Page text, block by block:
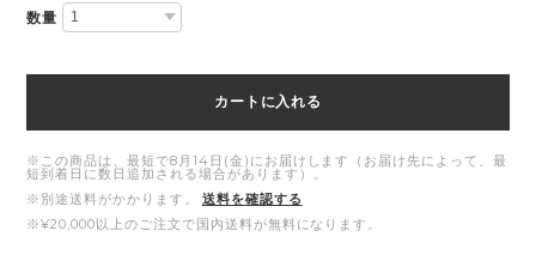
数量
カートに入れる
※この商品は、最短で8月14日(金)にお届けします（お届け先によって、最
短到着日に数日追加される場合があります）。
※別途送料がかかります。
送料を確認する
※¥20,000以上のご注文で国内送料が無料になります。